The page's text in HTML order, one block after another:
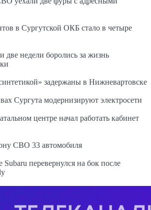
в Сургутской ОКБ стало в четыре
две недели боролись за жизнь
задержаны в Нижневартовске
Сургута модернизируют электросети
центре начал работать кабинет
СВО 33 автомобиля
перевернулся на бок после